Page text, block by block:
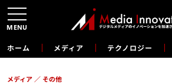
ホーム メディア テクノロジー
メディア その他
MENU